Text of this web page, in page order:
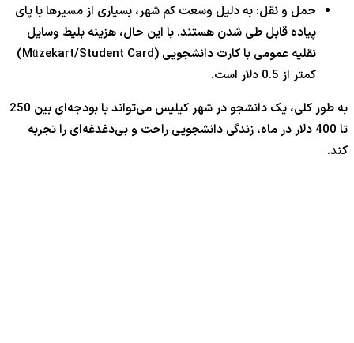
حمل و نقل: به دلیل وسعت کم شهر، بسیاری از مسیرها با پای
پیاده قابل طی شدن هستند. با این حال، هزینه بلیط وسایل
نقلیه عمومی با کارت دانشجویی (Müzekart/Student Card)
کمتر از 0.5 دلار است.
به طور کلی، یک دانشجو در شهر کیلیس می‌تواند با بودجه‌ای بین 250
تا 400 دلار در ماه، زندگی دانشجویی راحت و بی‌دغدغه‌ای را تجربه
کند.